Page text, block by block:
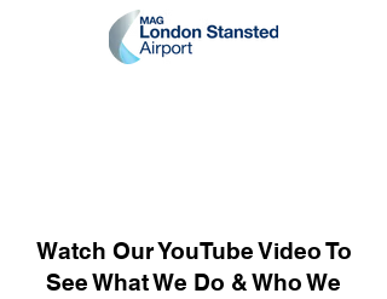
Watch Our YouTube Video To
See What We Do & Who We